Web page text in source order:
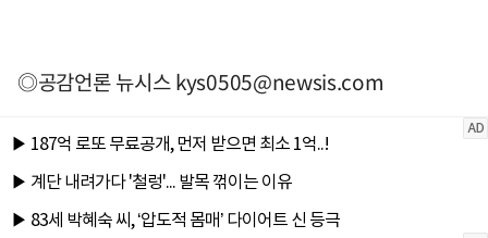
◎공감언론 뉴시스kys0505@newsis.com